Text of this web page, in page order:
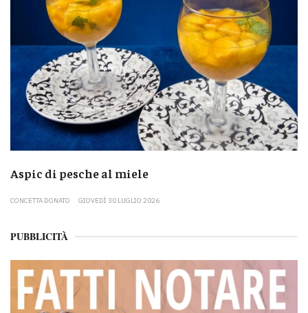
Aspic di pesche al miele
CONCETTA DONATO GIOVEDÌ 30 LUGLIO 2026
PUBBLICITÀ